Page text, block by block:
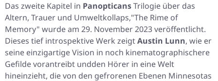
Das zweite Kapitel in PanopticansTrilogie über das
Altern, Trauer und Umweltkollaps,"The Rime of
Memory" wurde am 29. November 2023 veröffentlicht.
Dieses tief introspektive Werk zeigtAustin Lunn, wie er
seine einzigartige Vision in noch kinematographischere
Gefilde vorantreibt undden Hörer in eine Welt
hineinzieht, die von den gefrorenen Ebenen Minnesotas